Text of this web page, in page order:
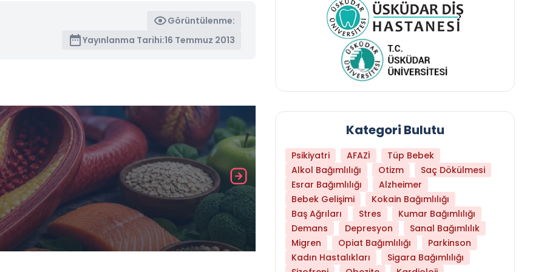
Görüntülenme:
Yayınlanma Tarihi:16 Temmuz 2013
Daha Az Protein Tüketmek Yaşlanmayı
Kategori Bulutu
Psikiyatri AFAZİ
Tüp Bebek
Alkol Bağımlılığı
Otizm
Saç Dökülmesi
Esrar Bağımlılığı
Alzheimer
Bebek Gelişimi
Kokain Bağımlılığı
Baş Ağrıları
Stres
Kumar Bağımlılığı
Demans
Depresyon
Sanal Bağımlılık
Migren
Opiat Bağımlılığı
Parkinson
Kadın Hastalıkları
Sigara Bağımlılığı